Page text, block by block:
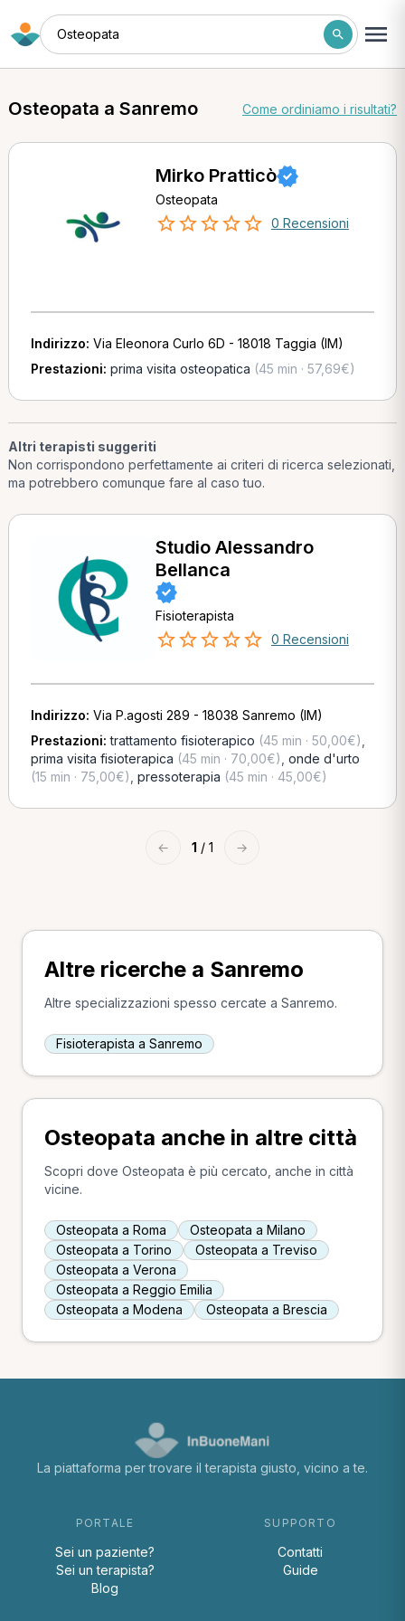
Osteopata
Osteopata a Sanremo Come ordiniamo i risultati?
Mirko Pratticò
Osteopata
0 Recensioni
Indirizzo: Via Eleonora Curlo 6D - 18018 Taggia (IM)
Prestazioni: prima visita osteopatica (45 min · 57,69€)
Altri terapisti suggeriti
Non corrispondono perfettamente ai criteri di ricerca selezionati,
ma potrebbero comunque fare al caso tuo.
Studio Alessandro
Bellanca
Fisioterapista
0 Recensioni
Indirizzo: Via P.agosti 289 - 18038 Sanremo (IM)
Prestazioni:trattamento fisioterapico (45 min · 50,00€)
prima visita fisioterapica (45 min · 70,00€) onde d'urto
(15 min · 75,00€) pressoterapia (45 min · 45,00€)
← 1 / 1 →
Altre ricerche a Sanremo
Altre specializzazioni spesso cercate a Sanremo.
Fisioterapista a Sanremo
Osteopata anche in altre città
Scopri dove Osteopata è più cercato, anche in città
vicine.
Osteopata a Roma
Osteopata a Milano
Osteopata a Torino
Osteopata a Treviso
Osteopata a Verona
Osteopata a Reggio Emilia
Osteopata a Modena
Osteopata a Brescia
La piattaforma per trovare il terapista giusto, vicino a te.
PORTALE
Sei un paziente?
Sei un terapista?
Blog
SUPPORTO
Contatti
Guide